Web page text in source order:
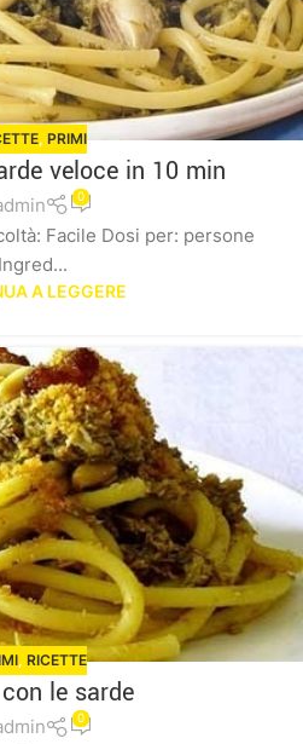
, PRIMI
veloce in 10 min
0
Facile Dosi per: persone
Ingred...
A LEGGERE
, RICETTE
le sarde
0